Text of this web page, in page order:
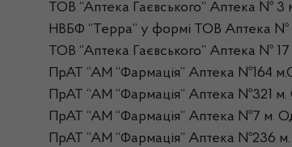
ТОВ “Аптека Гаєвського” Аптека №
НВБФ “Терра” у формі ТОВ Аптека №
ТОВ “Аптека Гаєвського” Аптека №
ПрАТ “АМ “Фармація” Аптека №164
ПрАТ “АМ “Фармація” Аптека №321 м.
ПрАТ “АМ “Фармація” Аптека №7 м.
ПрАТ “АМ “Фармація” Аптека №236 м.